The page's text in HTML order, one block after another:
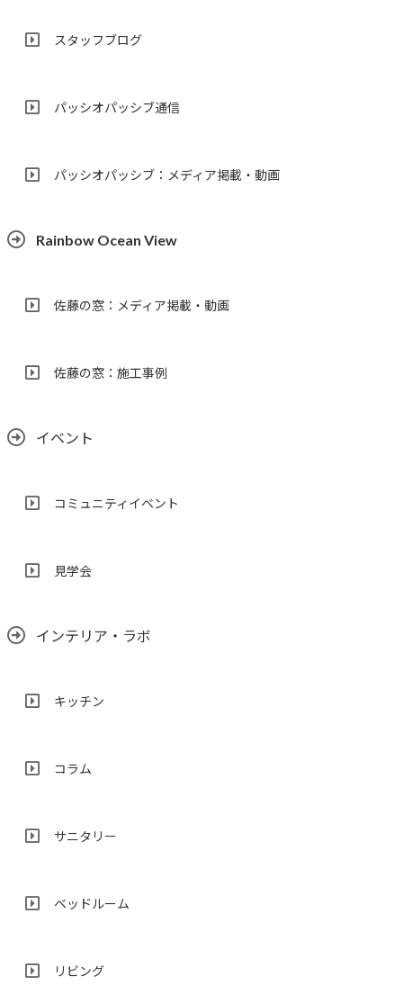
スタッフブログ
パッシオパッシブ通信
パッシオパッシブ：メディア掲載・動画
Rainbow Ocean View
佐藤の窓：メディア掲載・動画
佐藤の窓：施工事例
イベント
コミュニティイベント
見学会
インテリア・ラボ
キッチン
コラム
サニタリー
ベッドルーム
リビング